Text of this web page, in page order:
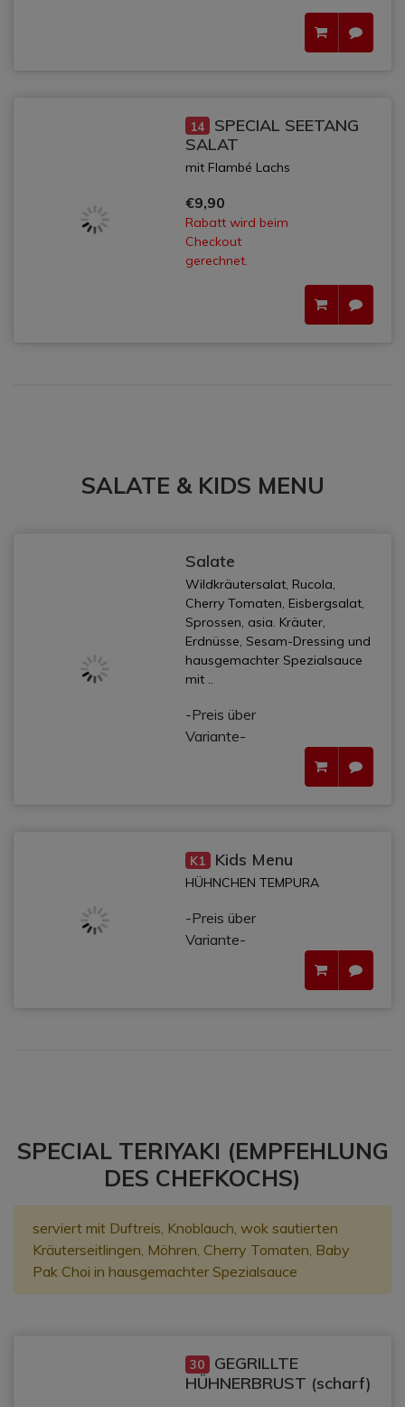
14 SPECIAL SEETANG
SALAT
mit Flambé Lachs
€9,90
Rabatt wird beim
Checkout
gerechnet.
SALATE & KIDS MENU
Salate
Wildkräutersalat, Rucola,
Cherry Tomaten, Eisbergsalat,
Sprossen, asia. Kräuter,
Erdnüsse, Sesam-Dressing und
hausgemachter Spezialsauce
mit ..
-Preis über
Variante-
K1 Kids Menu
HÜHNCHEN TEMPURA
-Preis über
Variante-
SPECIAL TERIYAKI (EMPFEHLUNG
DES CHEFKOCHS)
serviert mit Duftreis, Knoblauch, wok sautierten
Kräuterseitlingen, Möhren, Cherry Tomaten, Baby
Pak Choi in hausgemachter Spezialsauce
30 GEGRILLTE
HÜHNERBRUST (scharf)